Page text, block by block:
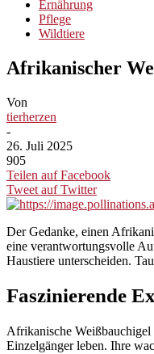
Ernährung
Pflege
Wildtiere
Afrikanischer
Von
tierherzen
-
26. Juli 2025
905
Teilen auf Facebook
Tweet auf Twitter
Der Gedanke, einen
eine verantwortungsvolle
Haustiere unterscheiden.
Faszinierende
Afrikanische Weißbauchigel
Einzelgänger leben. Ihre